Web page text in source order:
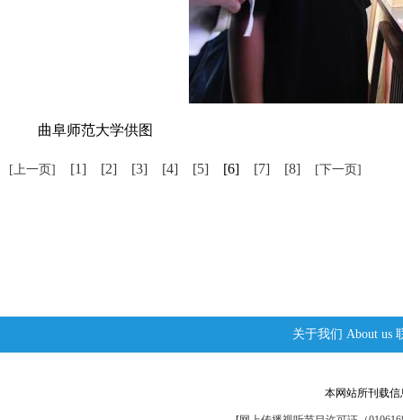
曲阜师范大学供图
[上一页] [1] [2] [3] [4] [5] [6] [7] [8] [下一页]
关于我们 About us
本网站所刊载